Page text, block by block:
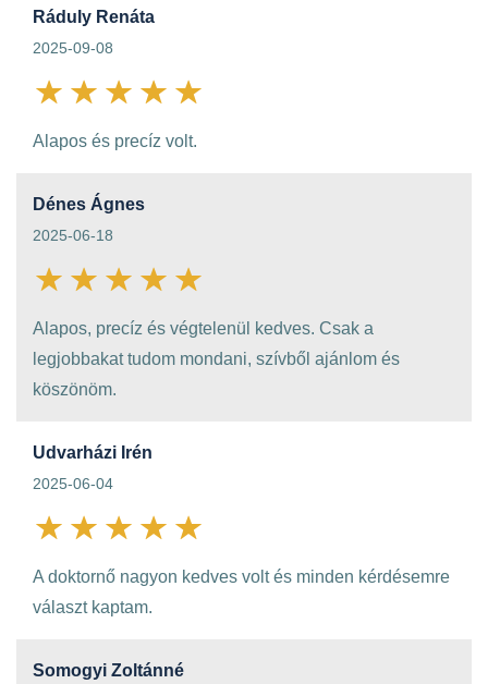
Ráduly Renáta
2025-09-08
Alapos és precíz volt.
Dénes Ágnes
2025-06-18
Alapos, precíz és végtelenül kedves. Csak a
legjobbakat tudom mondani, szívből ajánlom és
köszönöm.
Udvarházi Irén
2025-06-04
A doktornő nagyon kedves volt és minden kérdésemre
választ kaptam.
Somogyi Zoltánné